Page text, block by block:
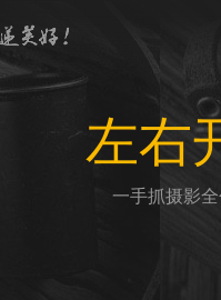
左右
一手抓摄影